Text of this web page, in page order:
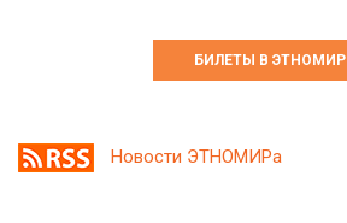
БИЛЕТЫ В ЭТНОМИР
Новости ЭТНОМИРа